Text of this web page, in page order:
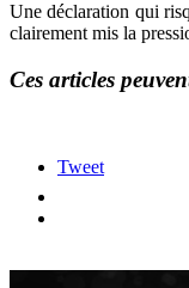
Une déclaration qui
clairement mis la
Ces articles
Tweet